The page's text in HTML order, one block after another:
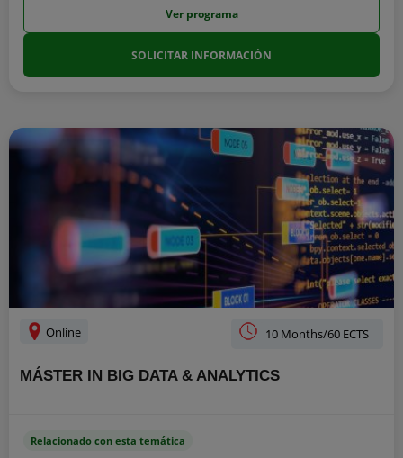
Ver programa
SOLICITAR INFORMACIÓN
Online 10 Months/60 ECTS
MÁSTER IN BIG DATA & ANALYTICS
Relacionado con esta temática